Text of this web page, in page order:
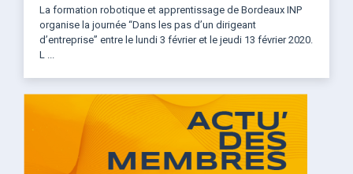
La formation robotique et apprentissage de Bordeaux INP
organise la journée “Dans les pas d’un dirigeant
d’entreprise” entre le lundi 3 février et le jeudi 13 février 2020.
L ...